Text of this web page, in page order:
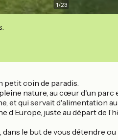
1/23
petit coin de paradis.
nature, au cœur d'un
et qui servait d'alimentation
juste au départ de
le but de vous détendre